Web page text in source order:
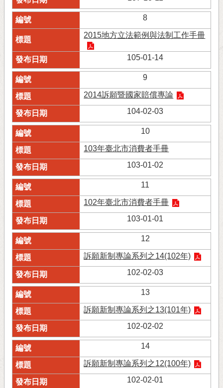
8
2015地方立法範例與法制工作手冊
105-01-14
9
2014訴願暨國家賠償專論
104-02-03
10
103年臺北市消費者手冊
103-01-02
11
102年臺北市消費者手冊
103-01-01
12
訴願新制專論系列之14(102年)
102-02-03
13
訴願新制專論系列之13(101年)
102-02-02
14
訴願新制專論系列之12(100年)
102-02-01